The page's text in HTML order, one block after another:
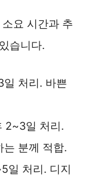
요 시간과 추
습니다.
일 처리. 바쁜
2~3일 처리.
는 분께 적합.
일 처리. 디지